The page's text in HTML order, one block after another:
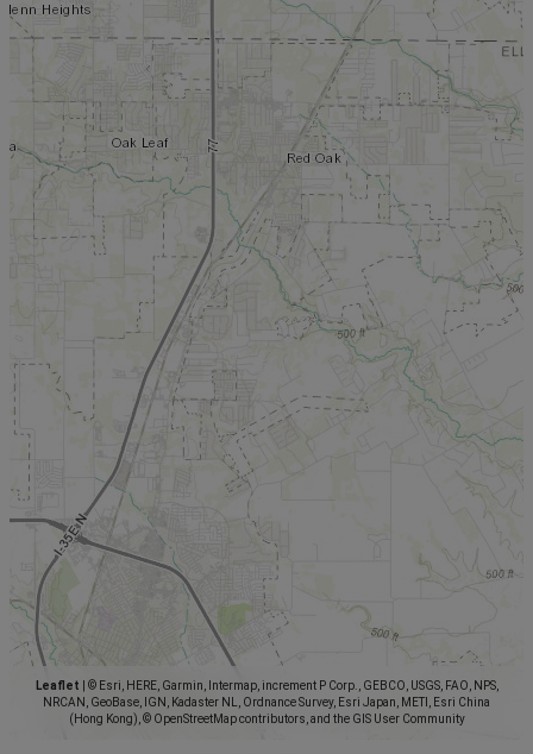
Leaflet
© Esri, HERE, Garmin, Intermap, increment P Corp., GEBCO, USGS, FAO, NPS,
NRCAN, GeoBase, IGN, Kadaster NL, Ordnance Survey, Esri Japan, METI, Esri China
(Hong Kong), © OpenStreetMap contributors, and the GIS User Community